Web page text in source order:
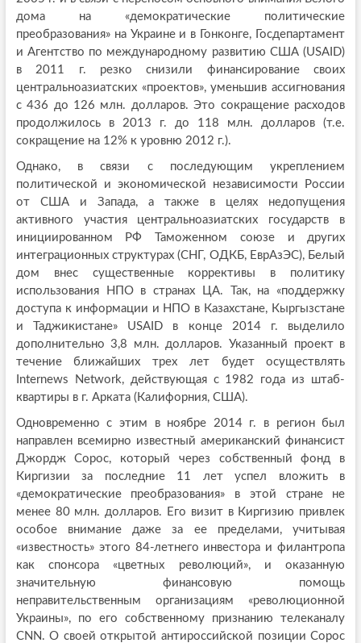
дома на «демократические политические
преобразования» на Украине и в Гонконге, Госдепартамент
и Агентство по международному развитию США (USAID)
в 2011 г. резко снизили финансирование своих
центральноазиатских «проектов», уменьшив ассигнования
с 436 до 126 млн. долларов. Это сокращение расходов
продолжилось в 2013 г. до 118 млн. долларов (т.е.
сокращение на 12% к уровню 2012 г.).
Однако, в связи с последующим укреплением
политической и экономической независимости России
от США и Запада, а также в целях недопущения
активного участия центральноазиатских государств в
инициированном РФ Таможенном союзе и других
интеграционных структурах (СНГ, ОДКБ, ЕврАзЭС), Белый
дом внес существенные коррективы в политику
использования НПО в странах ЦА. Так, на «поддержку
доступа к информации и НПО в Казахстане, Кыргызстане
и Таджикистане» USAID в конце 2014 г. выделило
дополнительно 3,8 млн. долларов. Указанный проект в
течение ближайших трех лет будет осуществлять
Internews Network, действующая с 1982 года из штаб-
квартиры в г. Арката (Калифорния, США).
Одновременно с этим в ноябре 2014 г. в регион был
направлен всемирно известный американский финансист
Джордж Сорос, который через собственный фонд в
Киргизии за последние 11 лет успел вложить в
«демократические преобразования» в этой стране не
менее 80 млн. долларов. Его визит в Киргизию привлек
особое внимание даже за ее пределами, учитывая
«известность» этого 84-летнего инвестора и филантропа
как спонсора «цветных революций», и оказанную
значительную финансовую помощь
неправительственным организациям «революционной
Украины», по его собственному признанию телеканалу
CNN. О своей открытой антироссийской позиции Сорос